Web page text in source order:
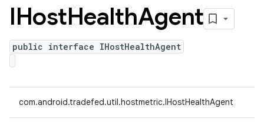
IHostHealthAgent
public interface IHostHealthAgent
com.android.tradefed.util.hostmetric.IHostHealthAgent